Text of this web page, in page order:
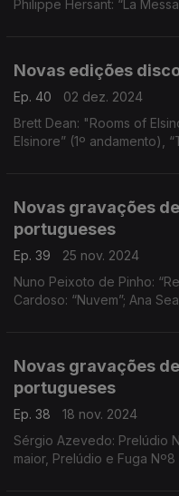
Philippe Hersant: “La
Novas edições
Ep. 40
02 dez. 2024
Brett Dean: "Rooms of
Elsinore” (1º andamento),
Novas gravações
portugueses
Ep. 39
25 nov. 2024
Nuno Peixoto de Pinho:
Cardoso: “Nuvem”; Ana
Novas gravações
portugueses
Ep. 38
18 nov. 2024
Sérgio Azevedo: Prelúdio
maior, Prelúdio e Fuga